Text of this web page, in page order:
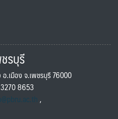
รบุรี
.เมือง จ.เพชรบุรี 76000
8653
,